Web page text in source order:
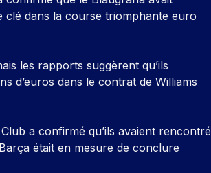
clé dans la course triomphante euro
les rapports suggèrent qu’ils
d’euros dans le contrat de Williams
a confirmé qu’ils avaient rencontré
était en mesure de conclure